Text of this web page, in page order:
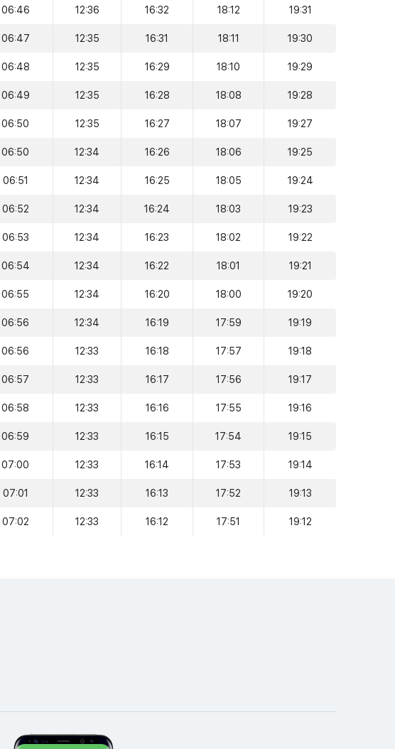
06:46 12:36 16:32 18:12 19:31
06:47 12:35 16:31 18:11 19:30
06:48 12:35 16:29 18:10 19:29
06:49 12:35 16:28 18:08 19:28
06:50 12:35 16:27 18:07 19:27
06:50 12:34 16:26 18:06 19:25
06:51 12:34 16:25 18:05 19:24
06:52 12:34 16:24 18:03 19:23
06:53 12:34 16:23 18:02 19:22
06:54 12:34 16:22 18:01 19:21
06:55 12:34 16:20 18:00 19:20
06:56 12:34 16:19 17:59 19:19
06:56 12:33 16:18 17:57 19:18
06:57 12:33 16:17 17:56 19:17
06:58 12:33 16:16 17:55 19:16
06:59 12:33 16:15 17:54 19:15
07:00 12:33 16:14 17:53 19:14
07:01 12:33 16:13 17:52 19:13
07:02 12:33 16:12 17:51 19:12